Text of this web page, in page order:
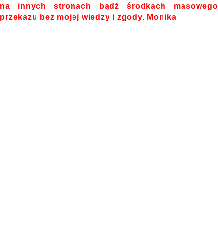
na innych stronach bądż środkach masowego
przekazu bez mojej wiedzy i zgody. Monika